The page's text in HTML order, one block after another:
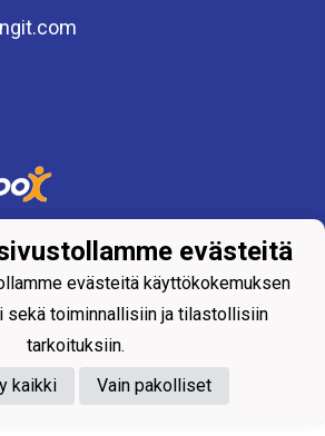
evästeitä
evästeitä käyttökokemuksen
sekä toiminnallisiin ja tilastollisiin
tarkoituksiin.
kaikki
Vain pakolliset